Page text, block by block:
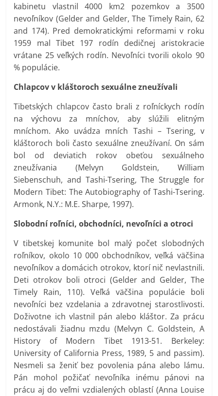
kabinetu vlastnil 4000 km2 pozemkov a 3500
nevoľníkov (Gelder and Gelder, The Timely Rain, 62
and 174). Pred demokratickými reformami v roku
1959 mal Tibet 197 rodín dedičnej aristokracie
vrátane 25 veľkých rodín. Nevoľníci tvorili okolo 90
% populácie.
Chlapcov v kláštoroch sexuálne zneužívali
Tibetských chlapcov často brali z roľníckych rodín
na výchovu za mníchov, aby slúžili elitným
mníchom. Ako uvádza mních Tashi – Tsering, v
kláštoroch boli často sexuálne zneužívaní. On sám
bol od deviatich rokov obeťou sexuálneho
zneužívania (Melvyn Goldstein, William
Siebenschuh, and Tashi-Tsering, The Struggle for
Modern Tibet: The Autobiography of Tashi-Tsering.
Armonk, N.Y.: M.E. Sharpe, 1997).
Slobodní roľníci, obchodníci, nevoľníci a otroci
V tibetskej komunite bol malý počet slobodných
roľníkov, okolo 10 000 obchodníkov, veľká väčšina
nevoľníkov a domácich otrokov, ktorí nič nevlastnili.
Deti otrokov boli otroci (Gelder and Gelder, The
Timely Rain, 110). Veľká väčšina populácie boli
nevoľníci bez vzdelania a zdravotnej starostlivosti.
Doživotne ich vlastnil pán alebo kláštor. Za prácu
nedostávali žiadnu mzdu (Melvyn C. Goldstein, A
History of Modern Tibet 1913-51. Berkeley:
University of California Press, 1989, 5 and passim).
Nesmeli sa ženiť bez povolenia pána alebo lámu.
Pán mohol požičať nevoľníka inému pánovi na
prácu aj do veľmi vzdialených oblastí (Anna Louise